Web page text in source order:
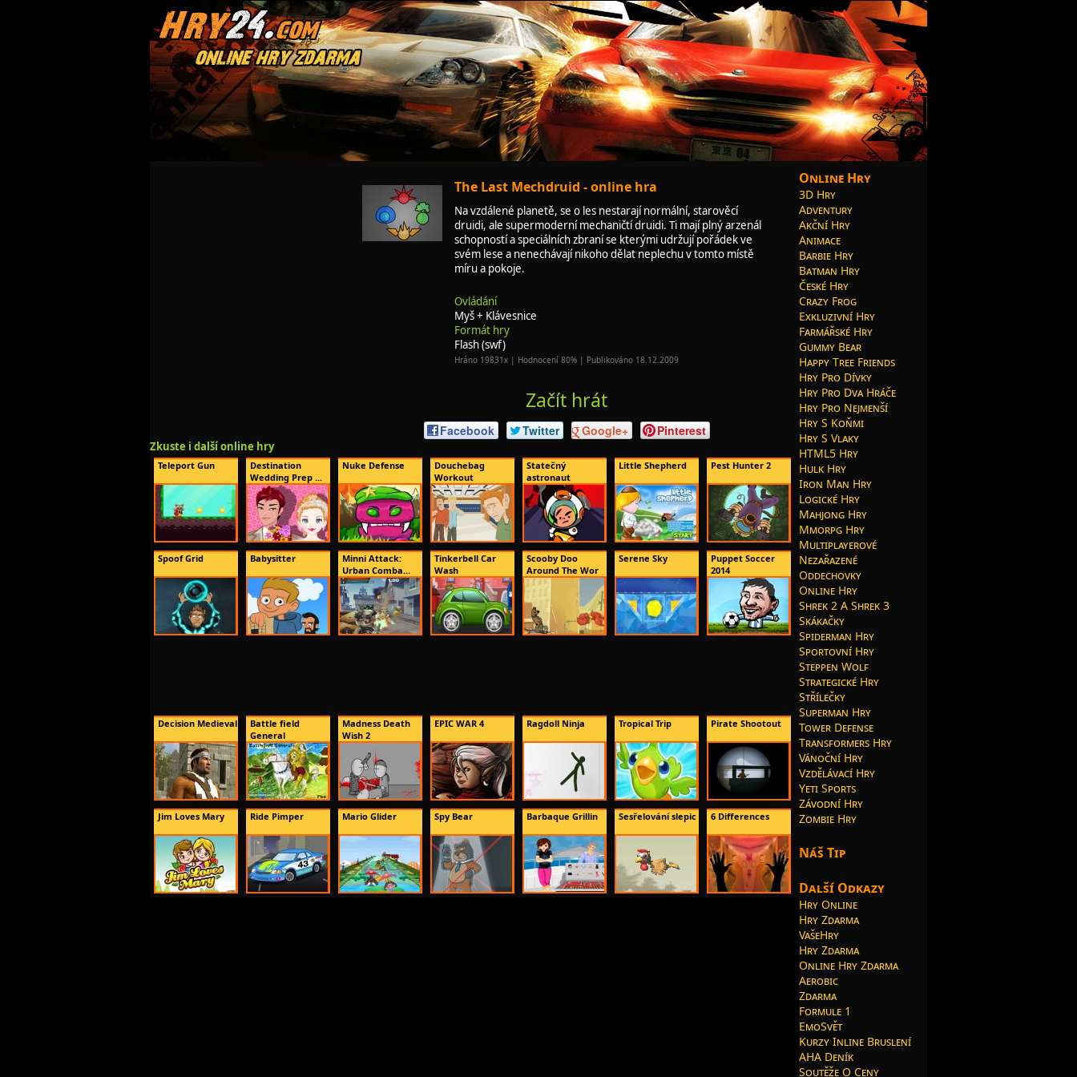
The Last Mechdruid - online hra
Na vzdálené planetě, se o les nestarají normální, starověcí
druidi, ale supermoderní mechaničtí druidi. Ti mají plný arzenál
schopností a speciálních zbraní se kterými udržují pořádek ve
svém lese a nenechávají nikoho dělat neplechu v tomto místě
míru a pokoje.
Ovládání
Myš + Klávesnice
Formát hry
Flash (swf)
Hráno 19831x | Hodnocení 80% | Publikováno 18.12.2009
Začít hrát
Facebook Twitter Google+ Pinterest
Zkuste i další online hry
Teleport Gun
Destination
Wedding Prep ...
Nuke Defense
Douchebag
Workout
Statečný
astronaut
Little Shepherd Pest Hunter 2
Spoof Grid Babysitter
Minni Attack:
Urban Comba...
Tinkerbell Car
Wash
Scooby Doo
Around The Wor
Serene Sky
Puppet Soccer
2014
Decision Medieval
Battle field
General
Madness Death
Wish 2
EPIC WAR 4 Ragdoll Ninja Tropical Trip Pirate Shootout
Jim Loves Mary Ride Pimper Mario Glider Spy Bear Barbaque Grillin Sesřelování slepic 6 Differences
Online Hry
3D Hry
Adventury
Akční Hry
Animace
Barbie Hry
Batman Hry
České Hry
Crazy Frog
Exkluzivní Hry
Farmářské Hry
Gummy Bear
Happy Tree Friends
Hry Pro Dívky
Hry Pro Dva Hráče
Hry Pro Nejmenší
Hry S Koňmi
Hry S Vlaky
HTML5 Hry
Hulk Hry
Iron Man Hry
Logické Hry
Mahjong Hry
Mmorpg Hry
Multiplayerové
Nezařazené
Oddechovky
Online Hry
Shrek 2 A Shrek 3
Skákačky
Spiderman Hry
Sportovní Hry
Steppen Wolf
Strategické Hry
Střílečky
Superman Hry
Tower Defense
Transformers Hry
Vánoční Hry
Vzdělávací Hry
Yeti Sports
Závodní Hry
Zombie Hry
Náš Tip
Další Odkazy
Hry Online
Hry Zdarma
VašeHry
Hry Zdarma
Online Hry Zdarma
Aerobic
Zdarma
Formule 1
EmoSvět
Kurzy Inline Bruslení
AHA Deník
Soutěže O Ceny